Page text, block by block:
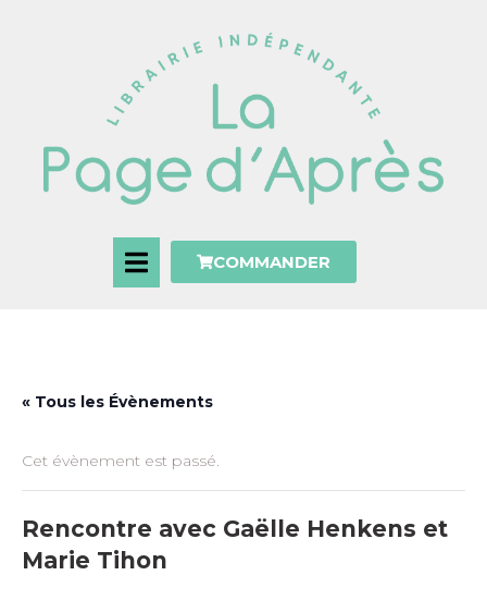
COMMANDER
« Tous les Évènements
Cet évènement est passé.
Rencontre avec Gaëlle Henkens et
Marie Tihon